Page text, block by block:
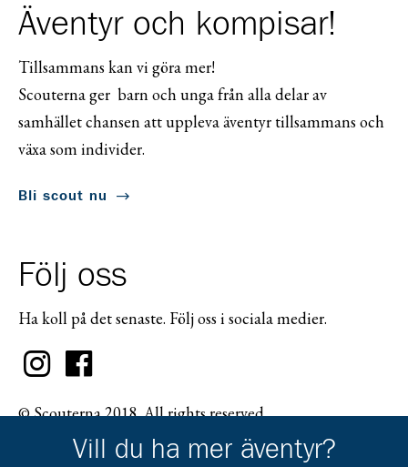
Äventyr och kompisar!
Tillsammans kan vi göra mer!
Scouterna ger barn och unga från alla delar av
samhället chansen att uppleva äventyr tillsammans och
växa som individer.
Bli scout nu
Följ oss
Ha koll på det senaste. Följ oss i sociala medier.
© Scouterna 2018. All rights reserved.
Vill du ha mer äventyr?